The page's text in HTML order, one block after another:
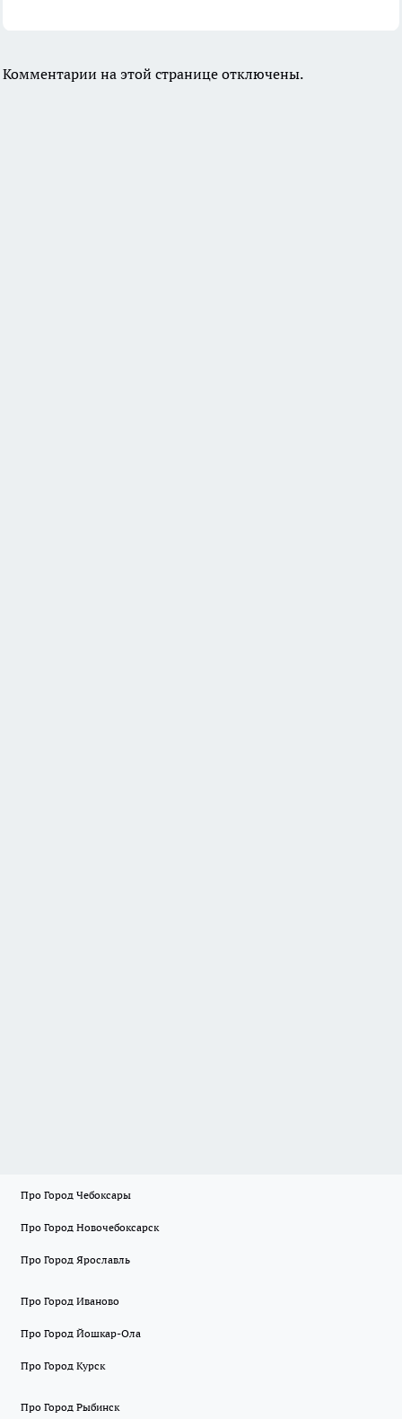
Комментарии на этой странице отключены.
Про Город Чебоксары
Про Город Новочебоксарск
Про Город Ярославль
Про Город Иваново
Про Город Йошкар-Ола
Про Город Курск
Про Город Рыбинск